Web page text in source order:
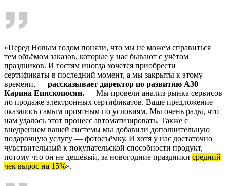
«Перед Новым годом поняли, что мы не можем справиться
тем объёмом заказов, которые у нас бывают с учётом
праздников. И гостям иногда хочется приобрести
сертификаты в последний момент, а мы закрыты к этому
времени, — рассказывает директор по развитию А30
Карина Епископосян. — Мы провели анализ рынка сервисов
по продаже электронных сертификатов. Ваше предложение
оказалось самым приятным по условиям. Мы очень рады, что
нам удалось этот процесс автоматизировать. Также с
внедрением вашей системы мы добавили дополнительную
подарочную услугу — фотосъёмку. И хотя у нас достаточно
чувствительный к покупательской способности продукт,
потому что он не дешёвый, за новогодние праздники средний
чек вырос на 15%».